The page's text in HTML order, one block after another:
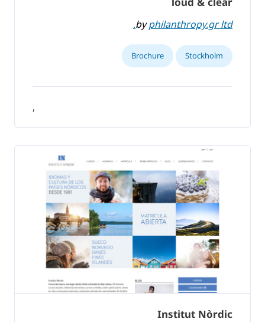
byphilanthropy.gr ltd.
Stockholm
Brochure
,
Institut Nòrdic